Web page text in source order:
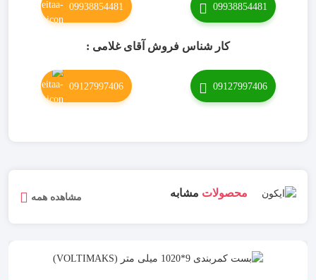
09938854481
09938854481
کار شناس فروش آقای غلامی :
09127997406
09127997406
محصولات مشابه مشاهده همه